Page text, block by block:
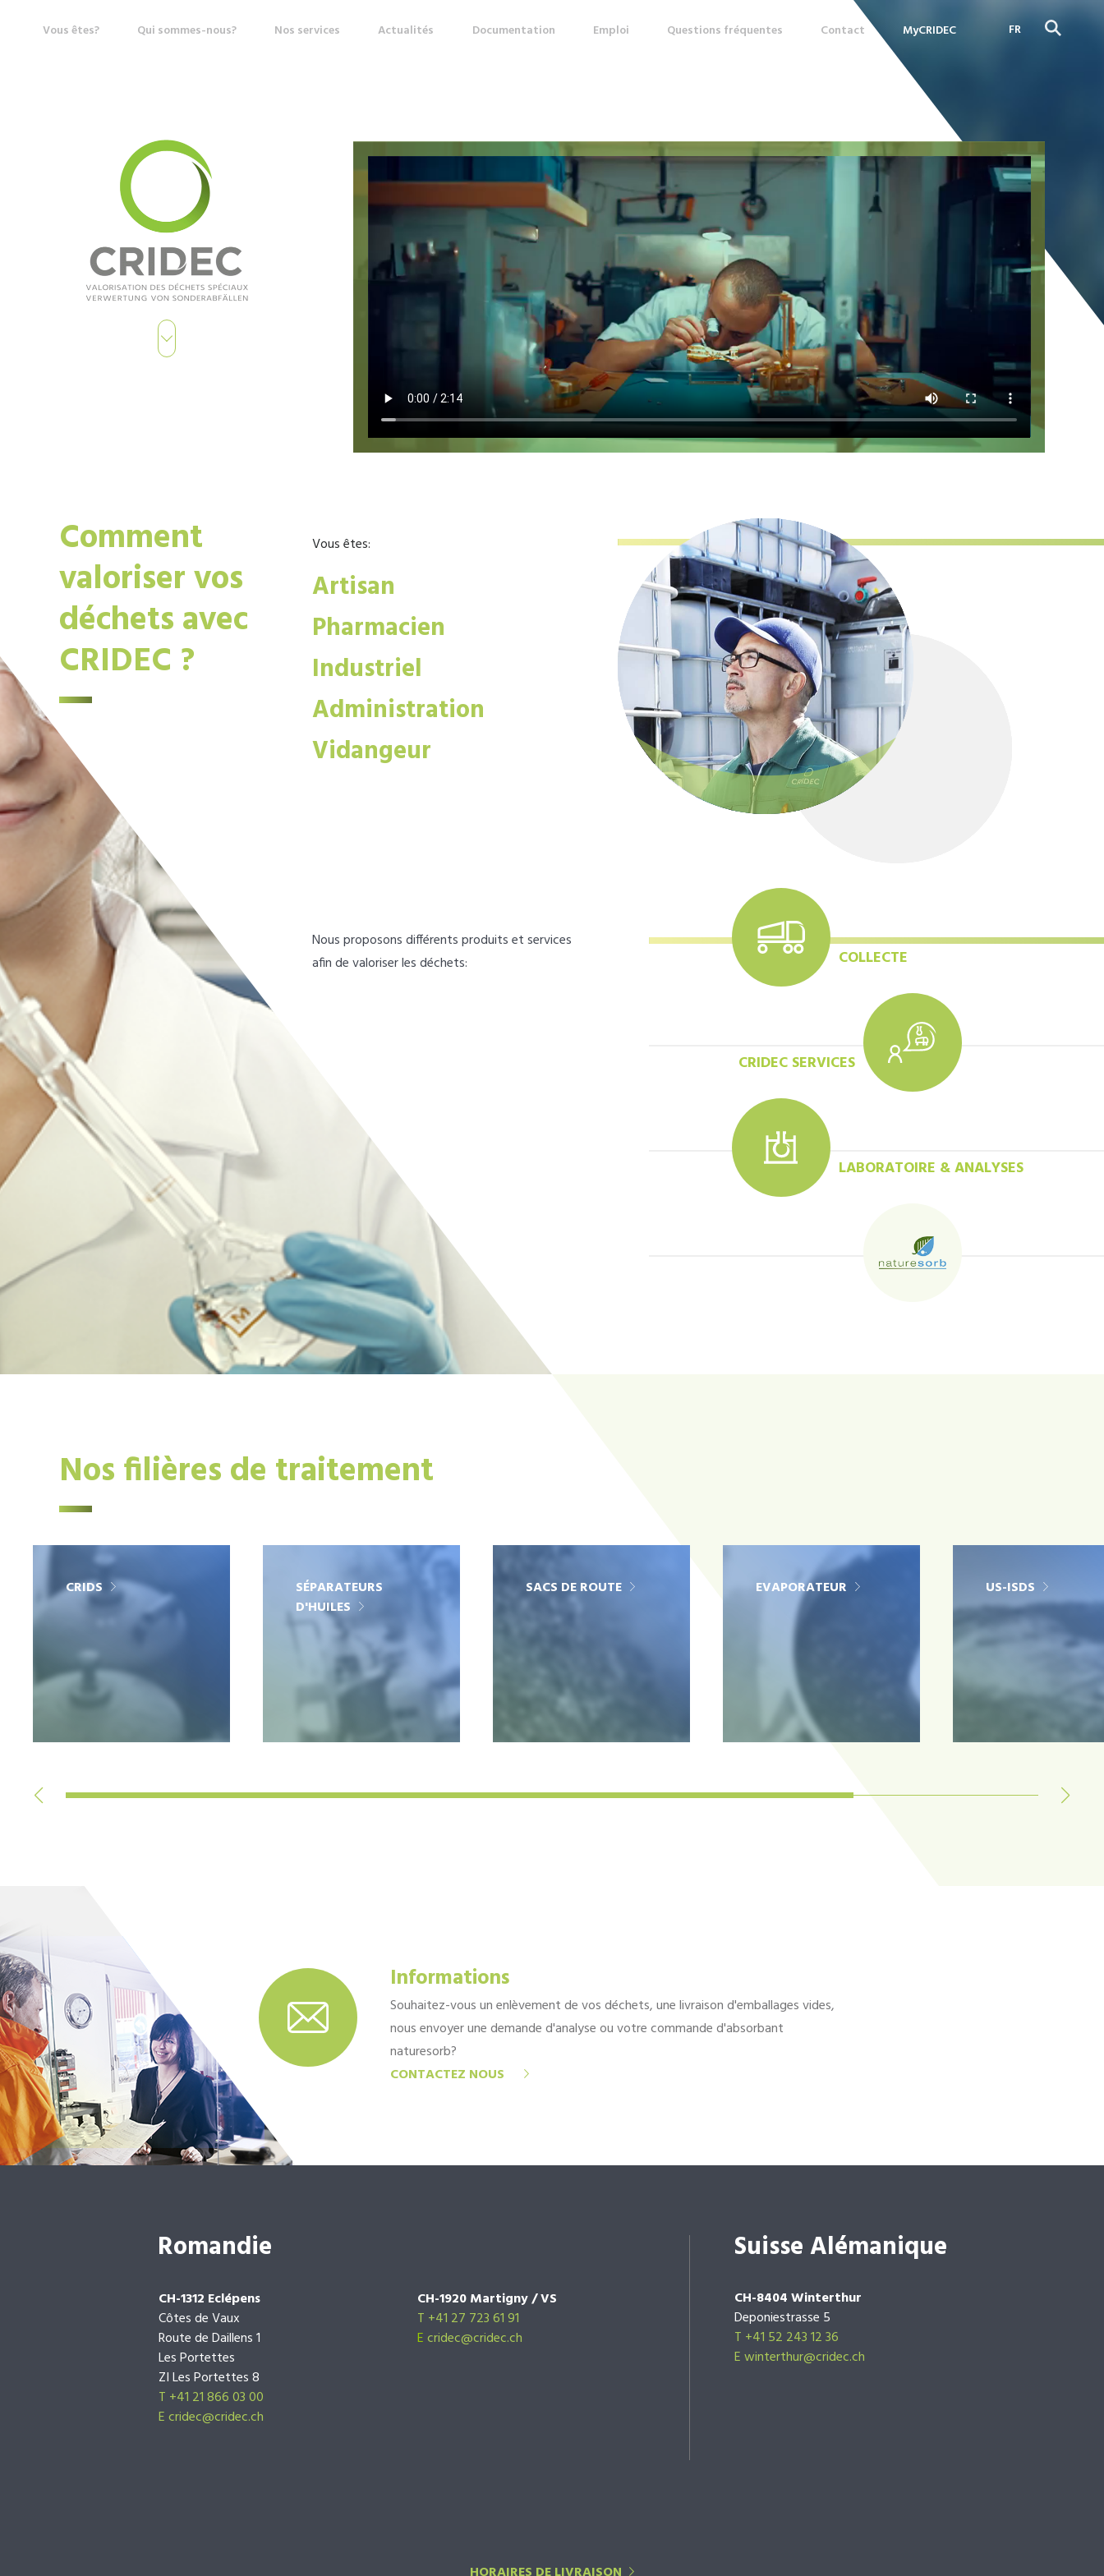
Vous êtes? Qui sommes-nous? Nos services Actualités Documentation Emploi Questions fréquentes Contact MyCRIDEC
FR
Comment
valoriser vos
déchets avec
CRIDEC ?
Vous êtes:
Artisan
Pharmacien
Industriel
Administration
Vidangeur
Nous proposons différents produits et services
afin de valoriser les déchets:
COLLECTE
CRIDEC SERVICES
LABORATOIRE & ANALYSES
Nos filières de traitement
CRIDS
SÉPARATEURS
D'HUILES
SACS DE ROUTE EVAPORATEUR US-ISDS
Informations
Souhaitez-vous un enlèvement de vos déchets, une livraison d'emballages vides,
nous envoyer une demande d'analyse ou votre commande d'absorbant
naturesorb?
CONTACTEZ NOUS
Romandie
CH-1312 Eclépens
Côtes de Vaux
Route de Daillens 1
Les Portettes
ZI Les Portettes 8
T +41 21 866 03 00
Ecridec@cridec.ch
CH-1920 Martigny / VS
T +41 27 723 61 91
Ecridec@cridec.ch
Suisse Alémanique
CH-8404 Winterthur
Deponiestrasse 5
T +41 52 243 12 36
E winterthur@cridec.ch